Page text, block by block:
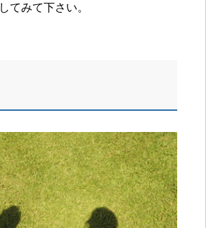
してみて下さい。